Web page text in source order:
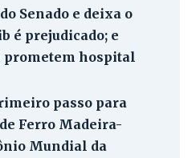
Senado e deixa o
é prejudicado; e
prometem hospital
passo para
Ferro Madeira-
Mundial da